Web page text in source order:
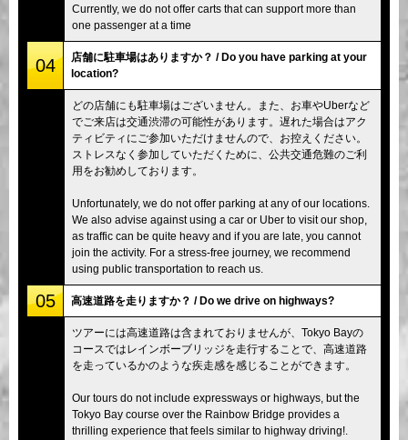
Currently, we do not offer carts that can support more than
one passenger at a time
04
店舗に駐車場はありますか？ / Do you have parking at your
location?
どの店舗にも駐車場はございません。また、お車やUberなど
でご来店は交通渋滞の可能性があります。遅れた場合はアク
ティビティにご参加いただけませんので、お控えください。
ストレスなく参加していただくために、公共交通危難のご利
用をお勧めしております。
Unfortunately, we do not offer parking at any of our locations.
We also advise against using a car or Uber to visit our shop,
as traffic can be quite heavy and if you are late, you cannot
join the activity. For a stress-free journey, we recommend
using public transportation to reach us.
05 高速道路を走りますか？ / Do we drive on highways?
ツアーには高速道路は含まれておりませんが、Tokyo Bayの
コースではレインボーブリッジを走行することで、高速道路
を走っているかのような疾走感を感じることができます。
Our tours do not include expressways or highways, but the
Tokyo Bay course over the Rainbow Bridge provides a
thrilling experience that feels similar to highway driving!.